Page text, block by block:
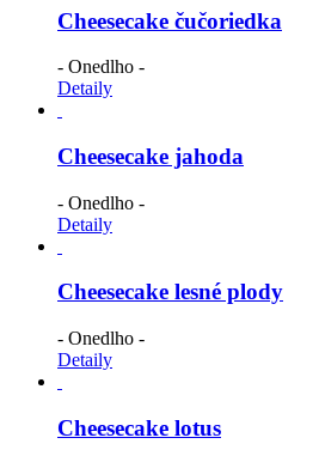
Cheesecake čučoriedka
- Onedlho -
Detaily
Cheesecake jahoda
- Onedlho -
Detaily
Cheesecake lesné plody
- Onedlho -
Detaily
Cheesecake lotus